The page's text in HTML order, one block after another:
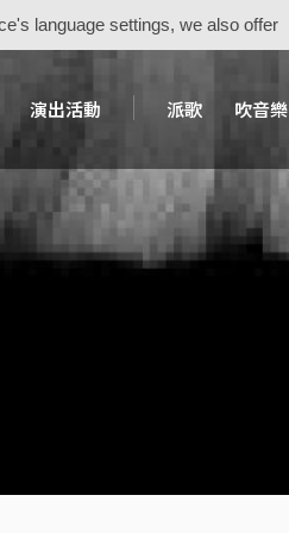
language settings, we also offer
演出活動 派歌 吹音樂